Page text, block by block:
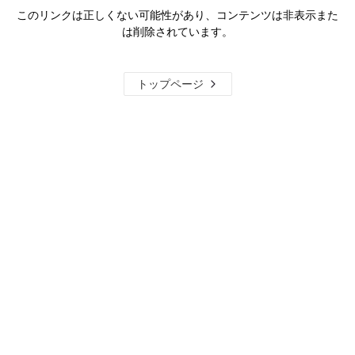
このリンクは正しくない可能性があり、コンテンツは非表示また
は削除されています。
トップページ